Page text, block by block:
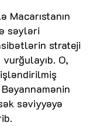
Macarıstanın
səyləri
strateji
O,
səviyyəyə